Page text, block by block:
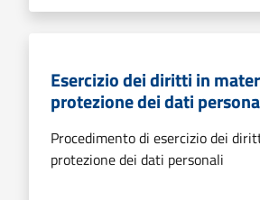
Esercizio dei diritti in
protezione dei dati
Procedimento di esercizio dei
protezione dei dati personali